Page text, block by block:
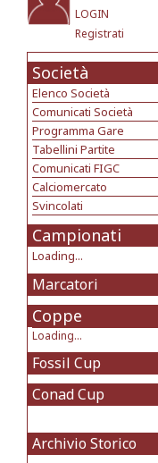
LOGIN
Registrati
Società
Elenco Società
Comunicati Società
Programma Gare
Tabellini Partite
Comunicati FIGC
Calciomercato
Svincolati
Campionati
Loading...
Marcatori
Coppe
Loading...
Fossil Cup
Conad Cup
Archivio Storico